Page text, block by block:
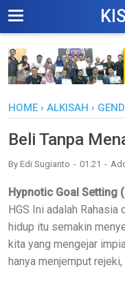
HOME › ALKISAH ›
Beli Tanpa
By Edi Sugianto 01.21
Hypnotic Goal Setting
HGS Ini adalah Rahasia
hidup itu semakin
kita yang mengejar
hanya menjemput